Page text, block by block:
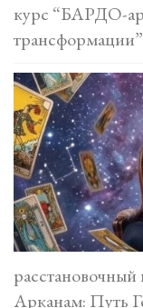
курс “БАРДО-
трансформации”
Арканам: Путь